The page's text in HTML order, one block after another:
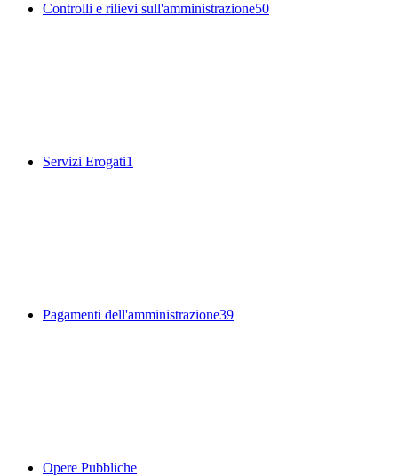
Controlli e rilievi sull'amministrazione50
Servizi Erogati1
Pagamenti dell'amministrazione39
Opere Pubbliche